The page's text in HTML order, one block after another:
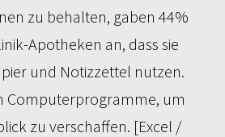
zu behalten, gaben 44%
Apotheken an, dass sie
und Notizzettel nutzen.
Computerprogramme, um
zu verschaffen. [Excel /